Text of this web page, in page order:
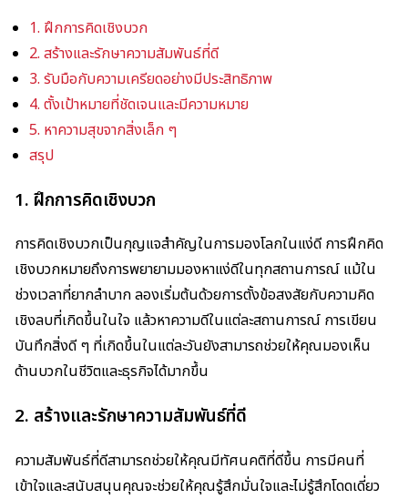
1. ฝึกการคิดเชิงบวก
2. สร้างและรักษาความสัมพันธ์ที่ดี
3. รับมือกับความเครียดอย่างมีประสิทธิภาพ
4. ตั้งเป้าหมายที่ชัดเจนและมีความหมาย
5. หาความสุขจากสิ่งเล็ก ๆ
สรุป
1. ฝึกการคิดเชิงบวก
การคิดเชิงบวกเป็นกุญแจสำคัญในการมองโลกในแง่ดี การฝึกคิด
เชิงบวกหมายถึงการพยายามมองหาแง่ดีในทุกสถานการณ์ แม้ใน
ช่วงเวลาที่ยากลำบาก ลองเริ่มต้นด้วยการตั้งข้อสงสัยกับความคิด
เชิงลบที่เกิดขึ้นในใจ แล้วหาความดีในแต่ละสถานการณ์ การเขียน
บันทึกสิ่งดี ๆ ที่เกิดขึ้นในแต่ละวันยังสามารถช่วยให้คุณมองเห็น
ด้านบวกในชีวิตและธุรกิจได้มากขึ้น
2. สร้างและรักษาความสัมพันธ์ที่ดี
ความสัมพันธ์ที่ดีสามารถช่วยให้คุณมีทัศนคติที่ดีขึ้น การมีคนที่
เข้าใจและสนับสนุนคุณจะช่วยให้คุณรู้สึกมั่นใจและไม่รู้สึกโดดเดี่ยว